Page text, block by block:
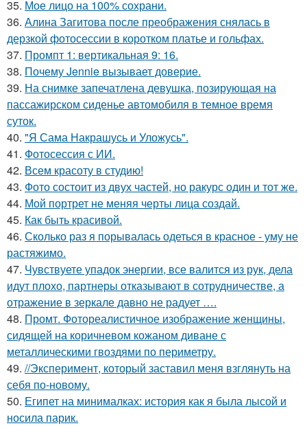
35. Мое лицо на 100% сохрани.
36. Алина Загитова после преображения снялась в
дерзкой фотосессии в коротком платье и гольфах.
37. Промпт 1: вертикальная 9: 16.
38. Почему Jennie вызывает доверие.
39. На снимке запечатлена девушка, позирующая на
пассажирском сиденье автомобиля в темное время
суток.
40. "Я Сама Накрашусь и Уложусь".
41. Фотосессия с ИИ.
42. Всем красоту в студию!
43. Фото состоит из двух частей, но ракурс один и тот же.
44. Мой портрет не меняя черты лица создай.
45. Как быть красивой.
46. Сколько раз я порывалась одеться в красное - уму не
растяжимо.
47. Чувствуете упадок энергии, все валится из рук, дела
идут плохо, партнеры отказывают в сотрудничестве, а
отражение в зеркале давно не радует ….
48. Промт. Фотореалистичное изображение женщины,
сидящей на коричневом кожаном диване с
металлическими гвоздями по периметру.
49. //Эксперимент, который заставил меня взглянуть на
себя по-новому.
50. Египет на минималках: история как я была лысой и
носила парик.